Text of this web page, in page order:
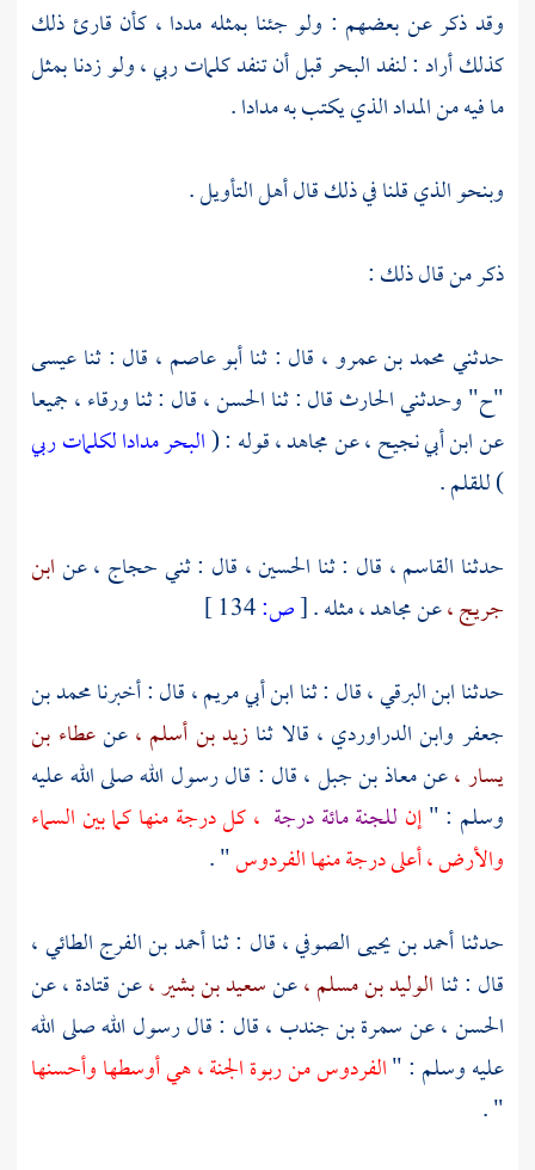
وقد ذكر عن بعضهم : ولو جئنا بمثله مددا ، كأن قارئ ذلك
كذلك أراد : لنفد البحر قبل أن تنفد كلمات ربي ، ولو زدنا بمثل
ما فيه من المداد الذي يكتب به مدادا .
وبنحو الذي قلنا في ذلك قال أهل التأويل .
ذكر من قال ذلك :
حدثنيمحمد بن عمرو ، قال : ثناأبو عاصم ، قال : ثناعيسى
"ح" وحدثنيالحارثقال : ثناالحسن ،قال : ثناورقاء ،جميعا
عنابن أبي نجيح ،عنمجاهد ،قوله : (البحر مدادا لكلمات ربي
) للقلم .
حدثنا القاسم ، قال : ثنا الحسين ، قال : ثنيحجاج ،عنابن
جريج ،عنمجاهد ،مثله .[ص:
حدثناابن البرقي ،قال : ثناابن أبي مريم ،قال : أخبرنامحمد بن
جعفر وابن الدراوردي ، قالا ثنازيد بن أسلم ،عنعطاء بن
يسار ،عنمعاذ بن جبل ،قال : قال رسول الله صلى الله عليه
وسلم : "إن للجنة مائة درجة ، كل درجة منها كما بين السماء
والأرض ، أعلى درجة منها الفردوس" .
حدثناأحمد بن يحيى الصوفي ،قال : ثناأحمد بن الفرج الطائي ،
قال : ثنا الوليد بن مسلم ،عنسعيد بن بشير ،عنقتادة ،عن
الحسن ،عنسمرة بن جندب ،قال : قال رسول الله صلى الله
عليه وسلم : "الفردوس من ربوة الجنة ، هي أوسطها وأحسنها
" .